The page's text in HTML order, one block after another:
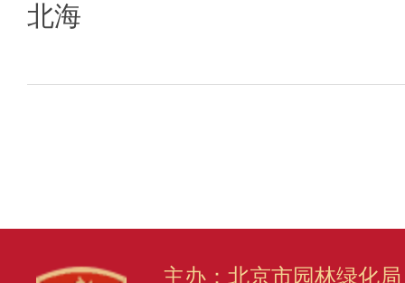
北海
主办：北京市园林绿化